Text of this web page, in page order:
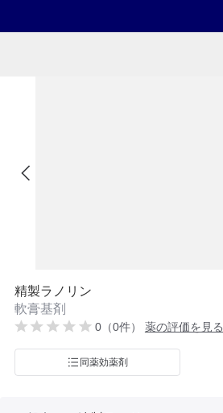
精製ラノリン
軟膏基剤
0（0件） 薬の評価を見る
同薬効薬剤